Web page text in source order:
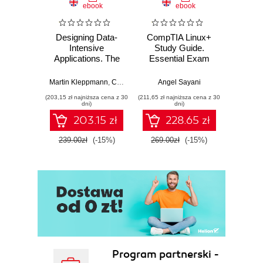
Introduction
Defining a Service
Problem
Platform-independent
interface
Available across a network
Operates on business
objects
Problem
Solution
SOA is a kind of
architecture
SOA is built with services
ebook
Designing Data-
Intensive
Applications. The
Reliable, Scalable,
Systems. 2nd
Edition
Martin Kleppmann Chris Riccomini
(203,15 zł najniższa cena z 30
dni)
203.15 zł
239.00zł (-15%)
ebook
CompTIA Linux+
Study Guide.
Essential Exam
Angel Sayani
(211,65 zł najniższa cena z 30
dni)
228.65 zł
269.00zł (-15%)
Program partnerski -